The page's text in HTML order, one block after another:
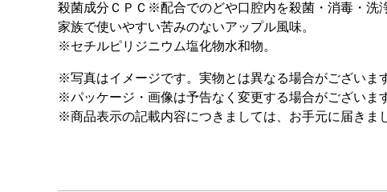
殺菌成分ＣＰＣ※配合でのどや口腔内を殺菌・消毒・洗
家族で使いやすい苦みのないアップル風味。
※セチルピリジニウム塩化物水和物。
※写真はイメージです。実物とは異なる場合がございま
※パッケージ・画像は予告なく変更する場合がございま
※商品表示の記載内容につきましては、お手元に届きま